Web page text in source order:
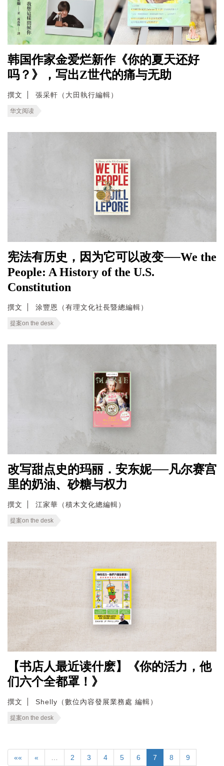
韩国作家金爱烂新作《你的夏天还好
吗？》，写出Z世代的痛与无助
撰文 張采軒（大田執行編輯）
华文阅读
宪法有历史，因为它可以改变──We the
People: A History of the U.S.
Constitution
撰文 涂豐恩（有理文化社長暨總編輯）
提案on the desk
改写甜点史的玛丽．安东妮──凡尔赛宫
里的奶油、砂糖与权力
撰文 江家華（積木文化總編輯）
提案on the desk
【书店人最近读什麽】《你的活力，他
们六个全都罩！》
撰文 Shelly（數位內容發展業務處 編輯）
提案on the desk
«« « 2 3 4 5 6 7 8 9